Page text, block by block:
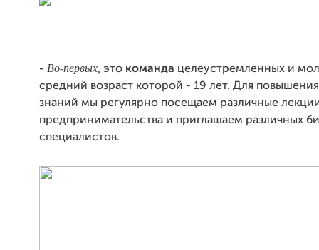
- Во-первых это команда целеустремленных и
средний возраст которой - 19 лет. Для
знаний мы регулярно посещаем различные
предпринимательства и приглашаем различных
специалистов.